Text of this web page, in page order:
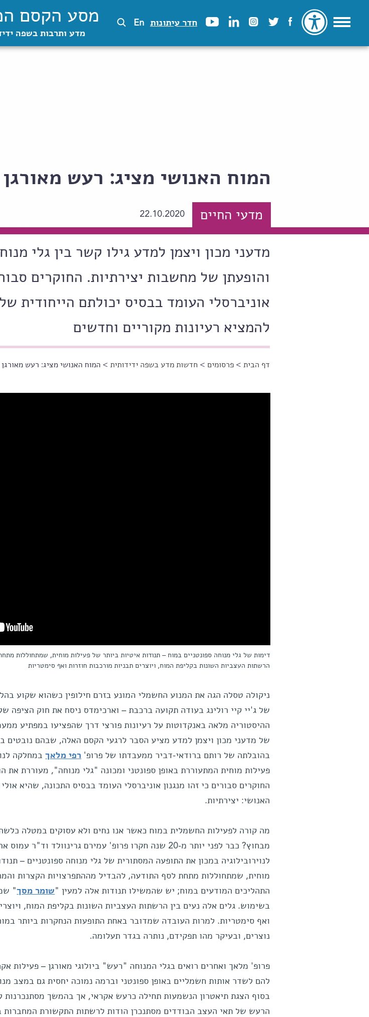
חדר עיתונות En מסע הקסם
מדע ותרבות בשפה
המוח האנושי מציג: רעש
מדעי החיים 22.10.2020
מדעני מכון ויצמן למדע גילו קשר בין גלי
והופעתן של מחשבות יצירתיות. החוקרים
אוניברסלי העומד בבסיס יכולתם הייחודית
להמציא רעיונות מקוריים וחדשים
הינך נמצא כאן
דף הבית >פרסומים > חדשות מדע בשפה ידידותית > המוח האנושי מציג: רעש
דימות של גלי מנוחה ספונטניים במוח – תנודות איטיות ביותר של פעילות מוחית, שמתחוללות
הרשתות העצביות השונות בקליפת המוח, ויוצרים תבניות מורכבות חוזרות ואף סימטריות
ניקולה טסלה הגה את המנוע החשמלי המונע בזרם חילופין כשהוא שקוע
של ג'יי קיי רולינג בעודה תקועה ברכבת – וארכימדס ניסח את חוק הציפה
ההיסטוריה מלאה באנקדוטות על רעיונות פורצי דרך שהפציעו במפתיע
של מדעני מכון ויצמן למדע מציע הסבר לרגעי הקסם האלה, שבהם נובטים
בהובלתה של רותם ברודאי-דביר ממעבדתו של פרופ' רפי מלאךבמחלקה
פעילות מוחית המתעוררת באופן ספונטני ומכונה "גלי מנוחה", מעוררת את
החוקרים סבורים כי זהו מנגנון אוניברסלי העומד בבסיס התכונה, שהיא
האנושי: יצירתיות.
מה קורה לפעילות החשמלית במוח כאשר אנו נחים ולא עסוקים במטלה
מבחוץ? כבר לפני יותר מ-20 שנה חקרו פרופ' עמירם גרינוולד
לנוירובילוגיה במכון את התופעה המסתורית של גלי מנוחה ספונטניים –
מוחית, שמתחוללות מתחת לסף התודעה, להבדיל מההתפרצויות הקצרות
התהליכים המודעים במוח; יש שהמשילו תנודות אלה למעין "שומר מסך"
בשימוש. גלים אלה נעים בין הרשתות העצביות השונות בקליפת המוח,
ואף סימטריות. למרות העובדה שמדובר באחת התופעות הנחקרות ביותר
נוצרים, ובעיקר מהו תפקידם, נותרה בגדר תעלומה.
פרופ' מלאך ואחרים רואים בגלי המנוחה "רעש" ביולוגי מאורגן – פעילות
להם לשדר אותות חשמליים באופן ספונטני וברמה נמוכה יחסית גם במצב
בסוף הצגת תיאטרון הנשמעות תחילה כרעש אקראי, אך בהמשך מסתנכרנות
הרעש של תאי העצב הבודדים מסתנכרן הודות לרשתות התקשורת המחברות